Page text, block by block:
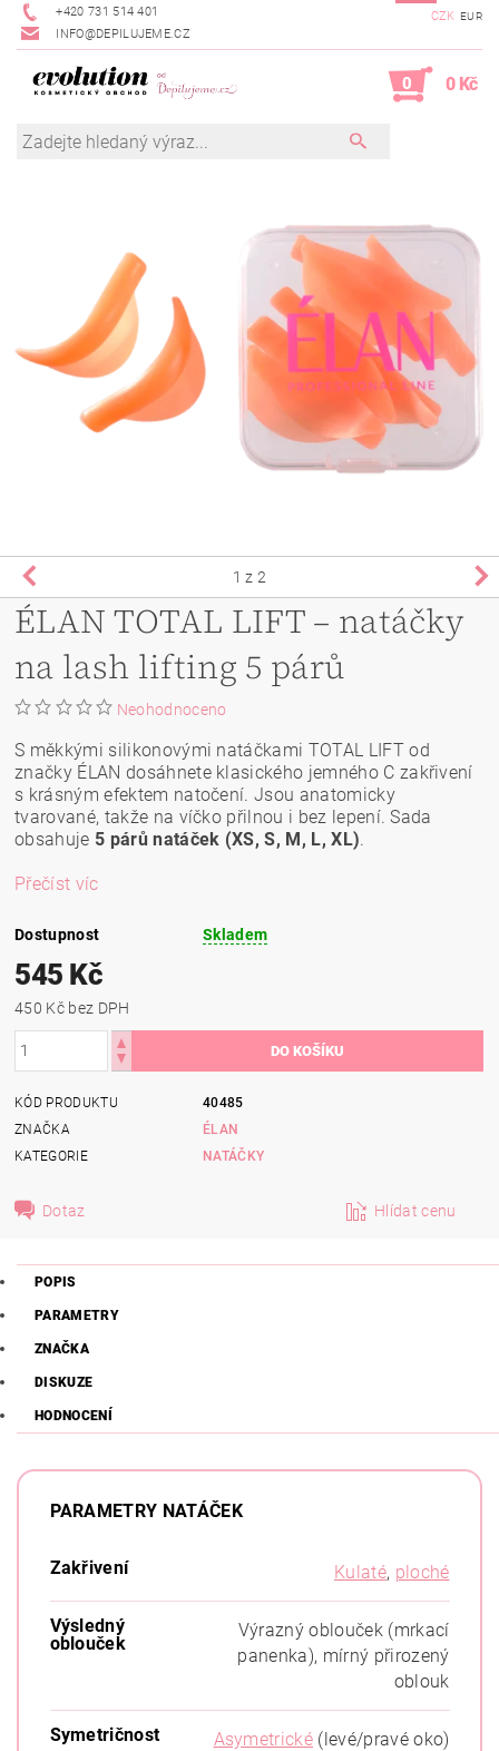
+420 731 514 401
INFO@DEPILUJEME.CZ
CZK EUR
0 0 Kč
1 z 2
ÉLAN TOTAL LIFT – natáčky
na lash lifting 5 párů
Neohodnoceno
S měkkými silikonovými natáčkami TOTAL LIFT od
značky ÉLAN dosáhnete klasického jemného C zakřivení
s krásným efektem natočení. Jsou anatomicky
tvarované, takže na víčko přilnou i bez lepení. Sada
obsahuje 5 párů natáček (XS, S, M, L, XL).
Přečíst víc
Dostupnost Skladem
545 Kč
450 Kč bez DPH
KÓD PRODUKTU
40485
ZNAČKA
ÉLAN
KATEGORIE
NATÁČKY
Dotaz Hlídat cenu
POPIS
PARAMETRY
ZNAČKA
DISKUZE
HODNOCENÍ
PARAMETRY NATÁČEK
Zakřivení Kulaté, ploché
Výsledný
oblouček
Výrazný oblouček (mrkací
panenka), mírný přirozený
oblouk
Symetričnost Asymetrické (levé/pravé oko)